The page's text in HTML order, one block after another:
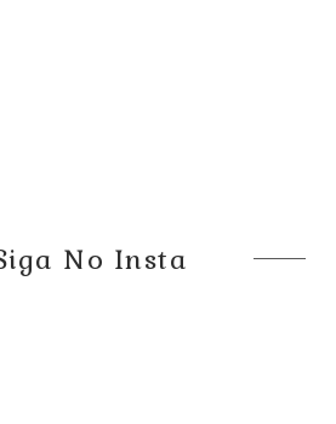
No Insta